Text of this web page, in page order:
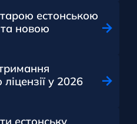
естонською
та новою
у 2026
естонську